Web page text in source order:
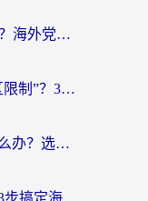
喜马拉雅地区限制DNS怎么破？海外党听国内音乐听书的终极解决方案
在海外听喜马拉雅总提示“地区限制”？3步轻松解除+听国内音乐全攻略
在国外登录不了国内小程序怎么办？选对回国加速器，轻松解锁国内资源
在美国怎么用酷我听周杰伦？3步搞定海外听歌难题